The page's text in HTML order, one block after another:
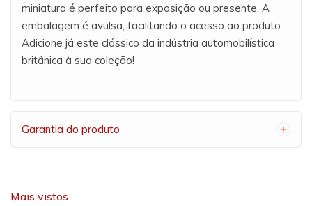
miniatura é perfeito para exposição ou presente. A
embalagem é avulsa, facilitando o acesso ao produto.
Adicione já este clássico da indústria automobilística
britânica à sua coleção!
Garantia do produto
Mais vistos